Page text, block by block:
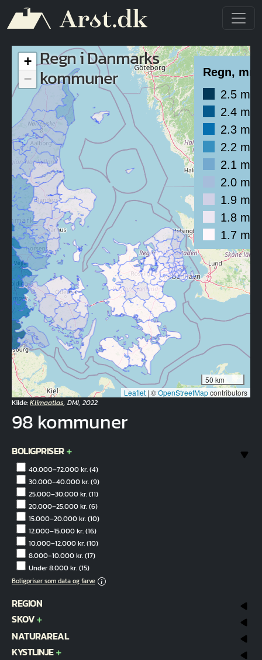
BOLIGPRISER
40.000–72.000 kr.(4)
30.000–40.000 kr.(9)
25.000–30.000 kr.(11)
20.000–25.000 kr.(6)
15.000–20.000 kr.(10)
12.000–15.000 kr.(16)
10.000–12.000 kr.(10)
8.000–10.000 kr.(17)
Under 8.000 kr.(15)
Boligpriser som data og farve
REGION
SKOV
NATURAREAL
KYSTLINJE
Regn i Danmarks
kommuner
Regn,
2.5 mm
2.4 mm
2.3 mm
2.2 mm
2.1 mm
2.0 mm
1.9 mm
1.8 mm
1.7 mm
+
−
50 km
Leaflet | ©OpenStreetMapcontributors
Kilde:Klimaatlas, DMI, 2022.
98 kommuner